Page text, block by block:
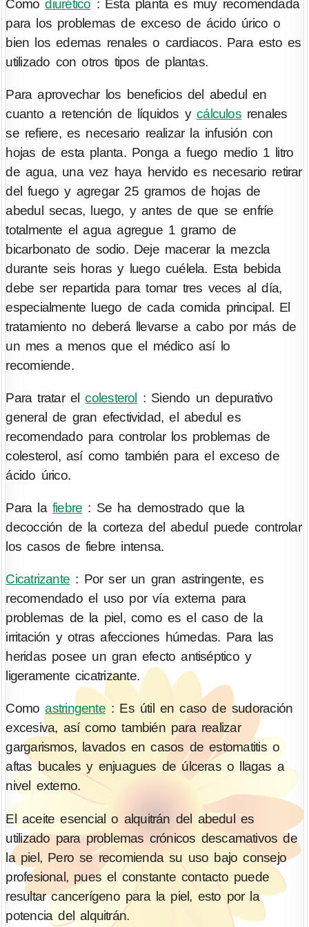
Comodiurético : Esta planta es muy recomendada
para los problemas de exceso de ácido úrico o
bien los edemas renales o cardiacos. Para esto es
utilizado con otros tipos de plantas.
Para aprovechar los beneficios del abedul en
cuanto a retención de líquidos ycálculosrenales
se refiere, es necesario realizar la infusión con
hojas de esta planta. Ponga a fuego medio 1 litro
de agua, una vez haya hervido es necesario retirar
del fuego y agregar 25 gramos de hojas de
abedul secas, luego, y antes de que se enfríe
totalmente el agua agregue 1 gramo de
bicarbonato de sodio. Deje macerar la mezcla
durante seis horas y luego cuélela. Esta bebida
debe ser repartida para tomar tres veces al día,
especialmente luego de cada comida principal. El
tratamiento no deberá llevarse a cabo por más de
un mes a menos que el médico así lo
recomiende.
Para tratar elcolesterol
: Siendo un depurativo
general de gran efectividad, el abedul es
recomendado para controlar los problemas de
colesterol, así como también para el exceso de
ácido úrico.
Para la fiebre : Se ha demostrado que la
decocción de la corteza del abedul puede controlar
los casos de fiebre intensa.
Cicatrizante : Por ser un gran astringente, es
recomendado el uso por vía externa para
problemas de la piel, como es el caso de la
irritación y otras afecciones húmedas. Para las
heridas posee un gran efecto antiséptico y
ligeramente cicatrizante.
Comoastringente: Es útil en caso de sudoración
excesiva, así como también para realizar
gargarismos, lavados en casos de estomatitis o
aftas bucales y enjuagues de úlceras o llagas a
nivel externo.
El aceite esencial o alquitrán del abedul es
utilizado para problemas crónicos descamativos de
la piel, Pero se recomienda su uso bajo consejo
profesional, pues el constante contacto puede
resultar cancerígeno para la piel, esto por la
potencia del alquitrán.